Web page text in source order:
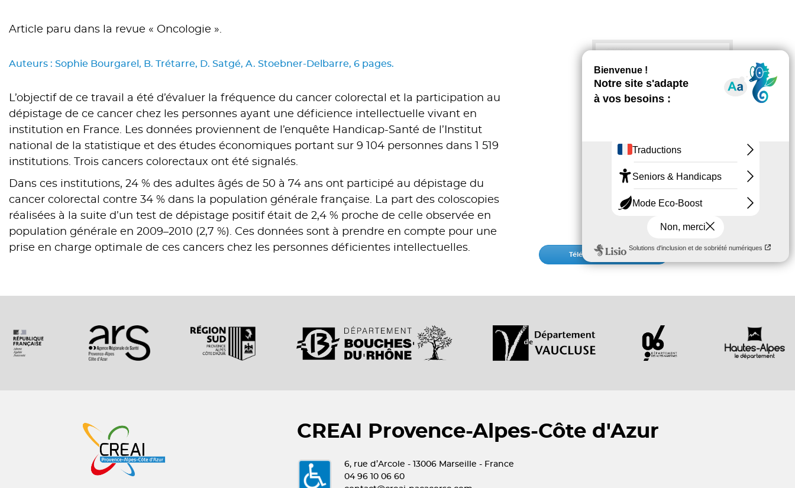
Article paru dans la revue « Oncologie ».
Auteurs : Sophie Bourgarel, B. Trétarre, D. Satgé, A. Stoebner-Delbarre, 6 pages.
L’objectif de ce travail a été d’évaluer la fréquence du cancer colorectal et la participation au
dépistage de ce cancer chez les personnes ayant une déficience intellectuelle vivant en
institution en France. Les données proviennent de l’enquête Handicap-Santé de l’Institut
national de la statistique et des études économiques portant sur 9 104 personnes dans 1 519
institutions. Trois cancers colorectaux ont été signalés.
Dans ces institutions, 24 % des adultes âgés de 50 à 74 ans ont participé au dépistage du
cancer colorectal contre 34 % dans la population générale française. La part des coloscopies
réalisées à la suite d’un test de dépistage positif était de 2,4 % proche de celle observée en
population générale en 2009–2010 (2,7 %). Ces données sont à prendre en compte pour une
prise en charge optimale de ces cancers chez les personnes déficientes intellectuelles.
Téléchargez l'article
CREAI Provence-Alpes-Côte d'Azur
6, rue d’Arcole - 13006 Marseille - France
04 96 10 06 60